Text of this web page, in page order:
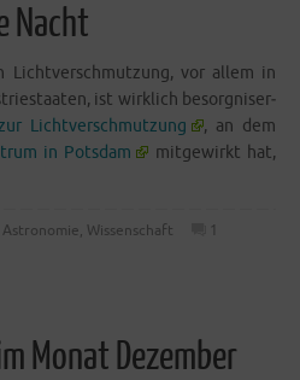
Nacht
Licht­ver­schmut­zung, vor allem in
ist wirk­lich besorg­nis­er­
Licht­ver­schmut­zung
, an dem
in Pots­dam
mit­ge­wirkt hat,
Astronomie, Wissenschaft 1
Monat Dezember